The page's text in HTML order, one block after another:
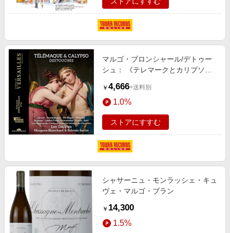
マルゴ・ブロンシャール/デトゥー
シュ： 《テレマークとカリプソ》
￥ 4,666+送料別
1.0%
ストアにすすむ
シャサーニュ・モンラッシェ・キュ
ヴェ・マルゴ・ブラン
￥ 14,300
1.5%